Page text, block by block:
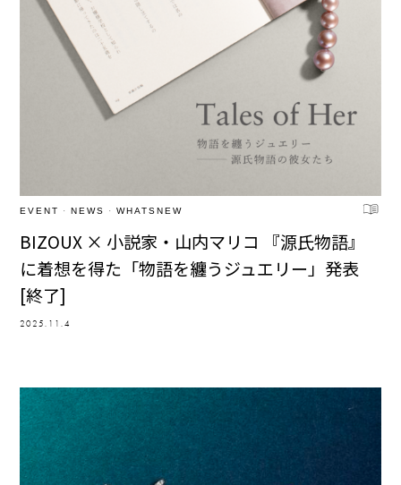
EVENT · NEWS · WHATSNEW
BIZOUX × 小説家・山内マリコ 『源氏物語』
に着想を得た「物語を纏うジュエリー」発表
[終了]
2025.11.4